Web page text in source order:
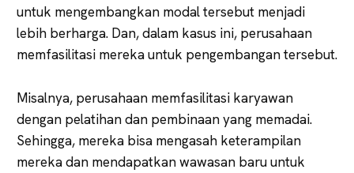
untuk mengembangkan modal tersebut menjadi
lebih berharga. Dan, dalam kasus ini, perusahaan
memfasilitasi mereka untuk pengembangan tersebut.
Misalnya, perusahaan memfasilitasi karyawan
dengan pelatihan dan pembinaan yang memadai.
Sehingga, mereka bisa mengasah keterampilan
mereka dan mendapatkan wawasan baru untuk